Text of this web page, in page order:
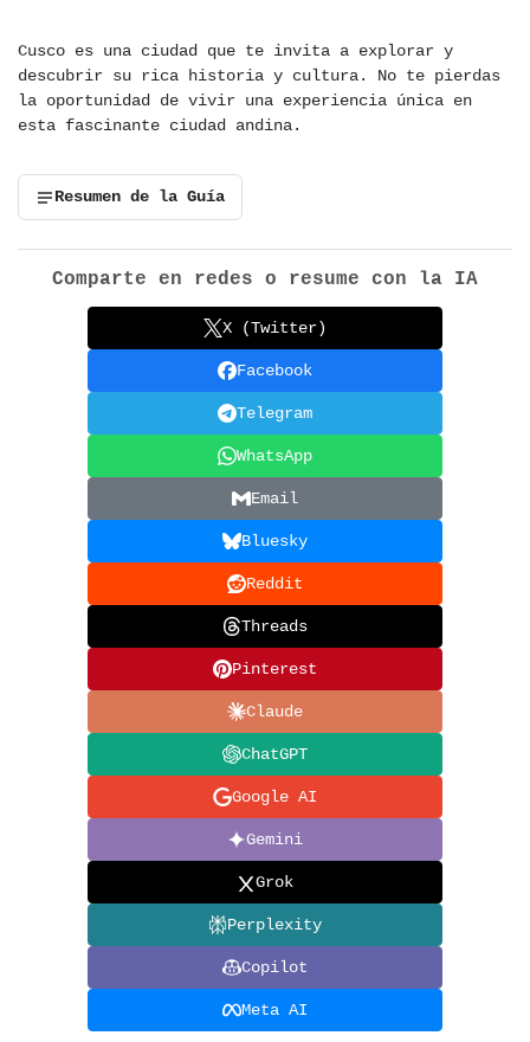
Cusco es una ciudad que te invita a explorar y
descubrir su rica historia y cultura. No te pierdas
la oportunidad de vivir una experiencia única en
esta fascinante ciudad andina.
Resumen de la Guía
Comparte en redes o resume con la IA
X (Twitter)
Facebook
Telegram
WhatsApp
Email
Bluesky
Reddit
Threads
Pinterest
Claude
ChatGPT
Google AI
Gemini
Grok
Perplexity
Copilot
Meta AI